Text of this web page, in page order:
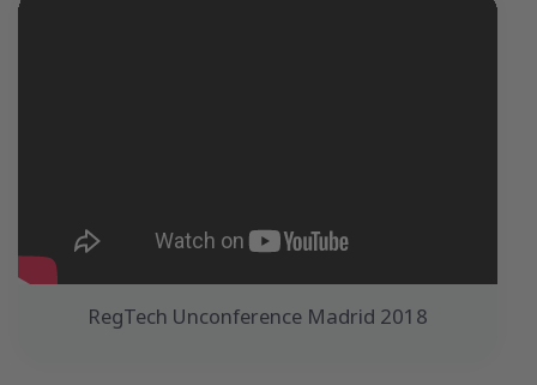
RegTech Unconference Madrid 2018